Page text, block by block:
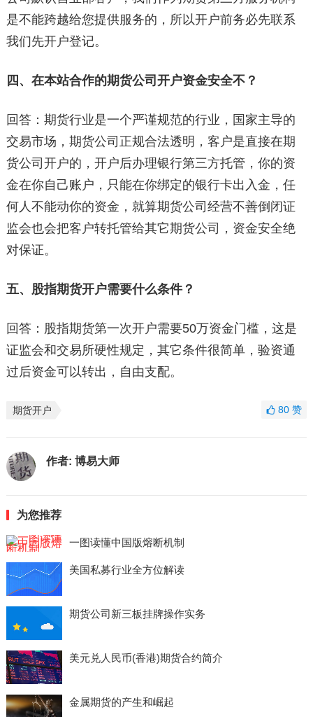
是不能跨越给您提供服务的，所以开户前务必先联系
我们先开户登记。
四、在本站合作的期货公司开户资金安全不？
回答：期货行业是一个严谨规范的行业，国家主导的
交易市场，期货公司正规合法透明，客户是直接在期
货公司开户的，开户后办理银行第三方托管，你的资
金在你自己账户，只能在你绑定的银行卡出入金，任
何人不能动你的资金，就算期货公司经营不善倒闭证
监会也会把客户转托管给其它期货公司，资金安全绝
对保证。
五、股指期货开户需要什么条件？
回答：股指期货第一次开户需要50万资金门槛，这是
证监会和交易所硬性规定，其它条件很简单，验资通
过后资金可以转出，自由支配。
期货开户 80赞
作者: 博易大师
为您推荐
一图读懂中国版熔断机制
美国私募行业全方位解读
期货公司新三板挂牌操作实务
美元兑人民币(香港)期货合约简介
金属期货的产生和崛起